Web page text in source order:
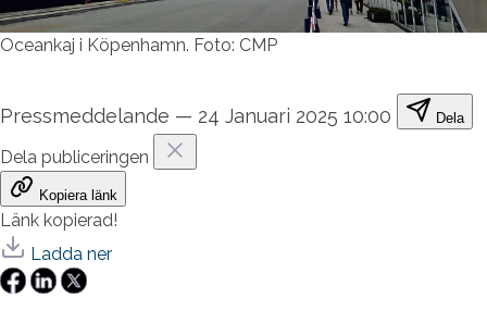
Oceankaj i Köpenhamn. Foto: CMP
Pressmeddelande — 24 Januari 2025 10:00 Dela
Dela publiceringen
Kopiera länk
Länk kopierad!
Ladda ner